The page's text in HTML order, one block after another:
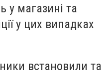
у магазині та
у цих випадках
встановили та